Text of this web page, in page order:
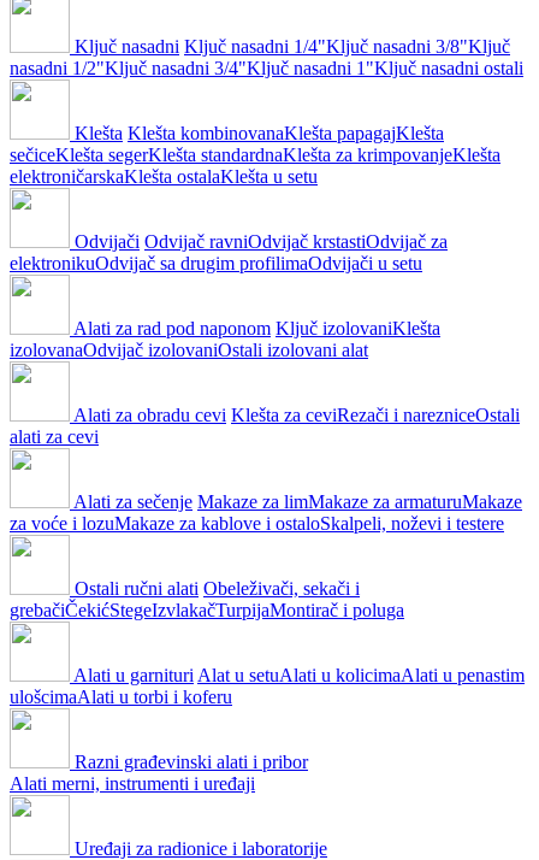
Ključ nasadni Ključ nasadni 1/4"Ključ nasadni 3/8"Ključ
nasadni 1/2"Ključ nasadni 3/4"Ključ nasadni 1"Ključ nasadni ostali
Klešta Klešta kombinovanaKlešta papagajKlešta
sečiceKlešta segerKlešta standardnaKlešta za krimpovanjeKlešta
elektroničarskaKlešta ostalaKlešta u setu
Odvijači Odvijač ravniOdvijač krstastiOdvijač za
elektronikuOdvijač sa drugim profilimaOdvijači u setu
Alati za rad pod naponom Ključ izolovaniKlešta
izolovanaOdvijač izolovaniOstali izolovani alat
Alati za obradu cevi Klešta za ceviRezači i narezniceOstali
alati za cevi
Alati za sečenje Makaze za limMakaze za armaturuMakaze
za voće i lozuMakaze za kablove i ostaloSkalpeli, noževi i testere
Ostali ručni alati Obeleživači, sekači i
grebačiČekićStegeIzvlakačTurpijaMontirač i poluga
Alati u garnituri Alat u setuAlati u kolicimaAlati u penastim
ulošcimaAlati u torbi i koferu
Razni građevinski alati i pribor
Alati merni, instrumenti i uređaji
Uređaji za radionice i laboratorije